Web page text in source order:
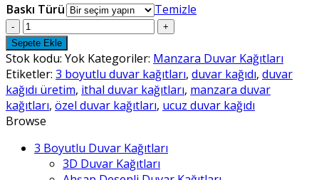
Baskı Türü
Temizle
Manzara
Duvar
Kağıtları
-
30
adet
Sepete Ekle
Stok kodu: Yok Kategoriler: Manzara Duvar Kağıtları
Etiketler: 3 boyutlu duvar kağıtları, duvar kağıdı, duvar
kağıdı üretim, ithal duvar kağıtları, manzara duvar
kağıtları, özel duvar kağıtları, ucuz duvar kağıdı
Browse
3 Boyutlu Duvar Kağıtları
3D Duvar Kağıtları